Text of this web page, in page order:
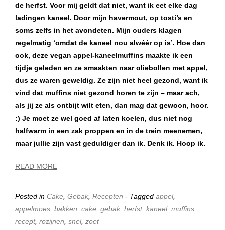
de herfst. Voor mij geldt dat niet, want ik eet elke dag
ladingen kaneel. Door mijn havermout, op tosti’s en
soms zelfs in het avondeten. Mijn ouders klagen
regelmatig ‘omdat de kaneel nou alwéér op is’. Hoe dan
ook, deze vegan appel-kaneelmuffins maakte ik een
tijdje geleden en ze smaakten naar oliebollen met appel,
dus ze waren geweldig. Ze zijn niet heel gezond, want ik
vind dat muffins niet gezond horen te zijn – maar ach,
als jij ze als ontbijt wilt eten, dan mag dat gewoon, hoor.
:) Je moet ze wel goed af laten koelen, dus niet nog
halfwarm in een zak proppen en in de trein meenemen,
maar jullie zijn vast geduldiger dan ik. Denk ik. Hoop ik.
READ MORE
Posted in Cake Gebak Recepten - Tagged appel,
appelmoes bakken cake gebak herfst, kaneel, muffins
recept, rozijnen snel, zoet